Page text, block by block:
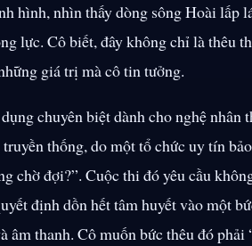
hình, nhìn thấy dòng sông Hoài lấp
lực. Cô biết, đây không chỉ là thêu
giá trị mà cô tin tưởng.
chuyên biệt dành cho nghệ
thống, do một tổ chức uy tín
chờ đợi?”. Cuộc thi đó yêu cầu
định dồn hết tâm huyết vào một
âm thanh. Cô muốn bức thêu đó